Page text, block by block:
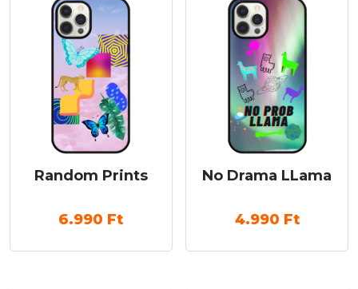
Random Prints
6.990 Ft
No Drama LLama
4.990 Ft